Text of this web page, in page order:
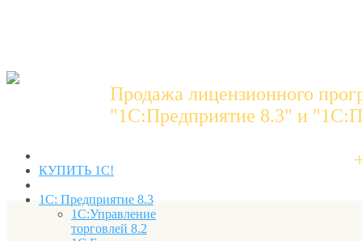
Продажа лицензионного
"1C:Предприятие 8.3" и
КУПИТЬ 1С!
1С: Предприятие 8.3
1С:Управление
торговлей 8.2